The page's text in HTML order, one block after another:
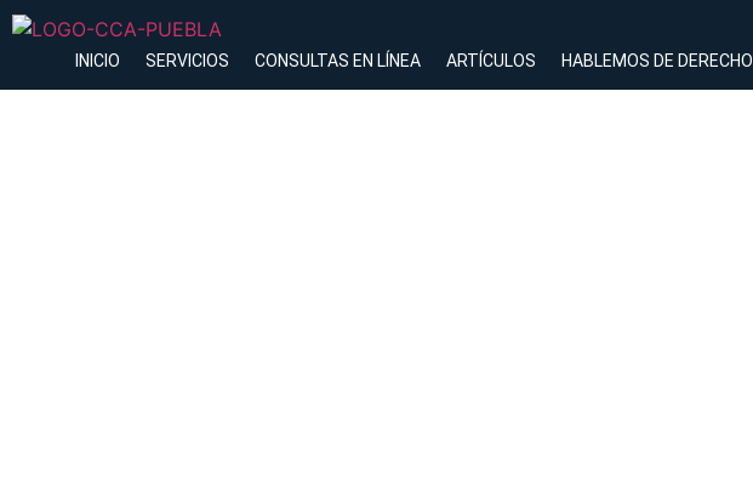
INICIO SERVICIOS CONSULTAS EN LÍNEA ARTÍCULOS HABLEMOS DE DERECHO